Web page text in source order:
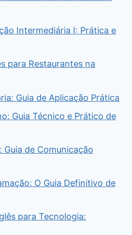
Intermediária I: Prática e
para Restaurantes na
Guia de Aplicação Prática
Guia Técnico e Prático de
Guia de Comunicação
O Guia Definitivo de
para Tecnologia: